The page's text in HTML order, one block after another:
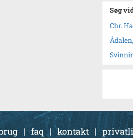
Søg
Chr.
|faq |kontakt|